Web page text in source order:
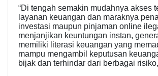
“Di tengah semakin mudahnya akses
layanan keuangan dan maraknya
investasi maupun pinjaman online
menjanjikan keuntungan instan,
memiliki literasi keuangan yang
mampu mengambil keputusan
bijak dan terhindar dari berbagai